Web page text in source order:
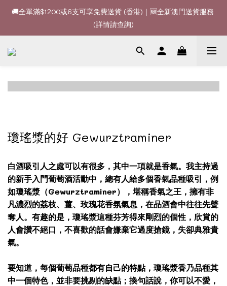
🚚全單滿$1200或6支可享免費送貨 (香港)｜🆕全新澳門送貨服務
(詳情請查詢)
🚚全單滿$1200或6支可享免費送貨 (香港)｜🆕全新澳門送貨服務
(詳情請查詢)
🍷酒款、優惠經常更新，請時刻追蹤我地😊｜🤵👰Wine Couple
🚚全單滿$1200或6支可享免費送貨 (香港)｜🆕全新澳門送貨服務
瓊瑤漿的好 Gewurztraminer
白酒吸引人之處可以有很多，其中一項就是香氣。我主持過
的新手入門葡萄酒活動中，總有人給多個香氣品種吸引，例
如瓊瑤漿（Gewurztraminer），堪稱香氣之王，擁有非
凡濃烈的荔枝、薑、玫瑰花香氛氣息，在品酒會中往往先聲
奪人。有趣的是，瓊瑤漿這種芬芳得來剛烈的個性，欣賞的
人會讚不絕口，不喜歡的話會嫌棄它過度搶鏡，失卻典雅貴
氣。
要知道，每個葡萄品種都有自己的特點，瓊瑤漿香乃品種其
中一個特色，並非要挑剔的缺點；換句話說，你可以不愛，